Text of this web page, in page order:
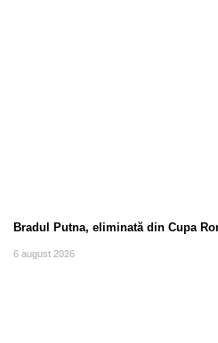
Bradul Putna, eliminată din Cupa
6 august 2026